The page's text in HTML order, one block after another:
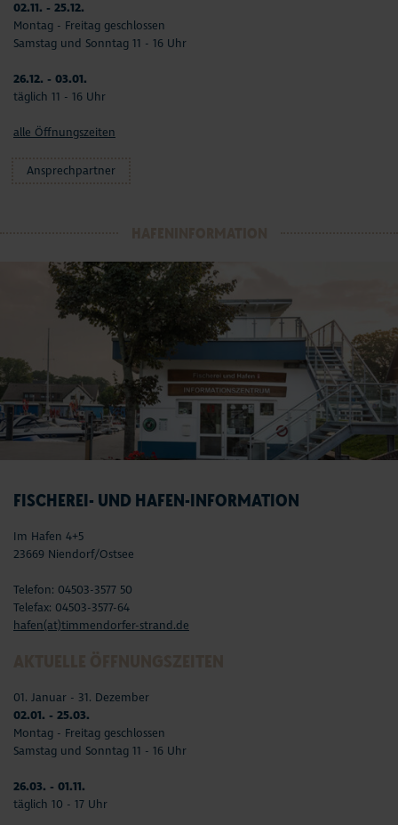
02.11. - 25.12.
Montag - Freitag geschlossen
Samstag und Sonntag 11 - 16 Uhr
26.12. - 03.01.
täglich 11 - 16 Uhr
alle Öffnungszeiten
Ansprechpartner
FISCHEREI- UND HAFEN-INFORMATION
Im Hafen 4+5
23669 Niendorf/Ostsee
Telefon: 04503-3577 50
Telefax: 04503-3577-64
hafen(at)timmendorfer-strand.de
01. Januar - 31. Dezember
02.01. - 25.03.
Montag - Freitag geschlossen
Samstag und Sonntag 11 - 16 Uhr
26.03. - 01.11.
täglich 10 - 17 Uhr